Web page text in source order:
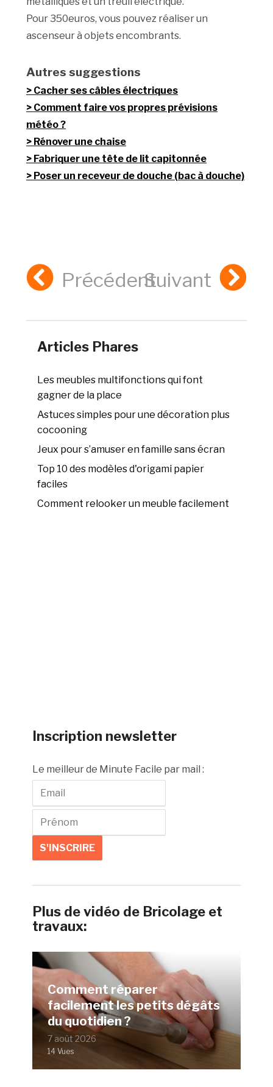
Pour 350euros, vous pouvez réaliser un
ascenseur à objets encombrants.
Autres suggestions
Cacher ses câbles électriques
Comment faire vos propres prévisions
météo ?
Rénover une chaise
Fabriquer une tête de lit capitonnée
Poser un receveur de douche (bac à douche)
PrécédentSuivant
Articles Phares
Les meubles multifonctions qui font
gagner de la place
Astuces simples pour une décoration plus
cocooning
Jeux pour s’amuser en famille sans écran
Top 10 des modèles d'origami papier
faciles
Comment relooker un meuble facilement
Inscription newsletter
Le meilleur de Minute Facile par mail :
Plus de vidéo de Bricolage et
travaux:
Comment réparer
facilement les petits dégâts
du quotidien ?
7 août 2026
14 Vues